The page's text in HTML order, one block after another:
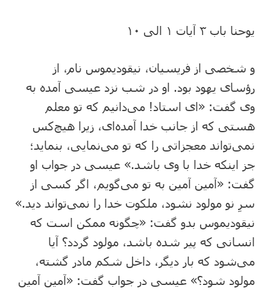
یوحنا باب ۳ آیات ۱ الی ۱۰
و شخصی از فریسیان، نیقودیموس نام، از
رؤسای یهود بود. او در شب نزد عیسی آمده به
وی گفت: «ای استاد! می‌دانیم که تو معلم
هستی که از جانب خدا آمده‌ای، زیرا هیچ‌کس
نمی‌تواند معجزاتی را که تو می‌نمایی، بنماید؛
جز اینکه خدا با وی باشد.» عیسی در جواب او
گفت: «آمین آمین به تو می‌گویم، اگر کسی از
سرِ نو مولود نشود، ملکوت خدا را نمی‌تواند دید.»
نیقودیموس بدو گفت: «چگونه ممکن است که
انسانی که پیر شده باشد، مولود گردد؟ آیا
می‌شود که بار دیگر، داخل شکم مادر گشته،
مولود شود؟» عیسی در جواب گفت: «آمین آمین